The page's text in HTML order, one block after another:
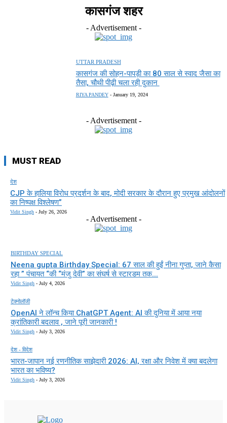
कासगंज शहर
- Advertisement -
UTTAR PRADESH
कासगंज की सोहन-पापड़ी का 80 साल से स्वाद जैसा का
तैसा, चौथी पीढ़ी चला रही दुकान
RIYA PANDEY - January 19, 2024
- Advertisement -
MUST READ
देश
CJP के हालिया विरोध प्रदर्शन के बाद, मोदी सरकार के दौरान हुए प्रमुख आंदोलनों
का निष्पक्ष विश्लेषण”
Vidit Singh - July 26, 2026
- Advertisement -
BIRTHDAY SPECIAL
Neena gupta Birthday Special: 67 साल की हुईं नीना गुप्ता, जाने कैसा
रहा ” पंचायत “की “मंजु देवी” का संघर्ष से स्टारडम तक...
Vidit Singh - July 4, 2026
टेक्नोलॉजी
OpenAI ने लॉन्च किया ChatGPT Agent: AI की दुनिया में आया नया
क्रांतिकारी बदलाव , जाने पूरी जानकारी !
Vidit Singh - July 3, 2026
देश - विदेश
भारत-जापान नई रणनीतिक साझेदारी 2026: AI, रक्षा और निवेश में क्या बदलेगा
भारत का भविष्य?
Vidit Singh - July 3, 2026